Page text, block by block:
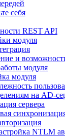
себя
REST API
модуля
и
модуля
модуля
на AD-
сервера
NTLM